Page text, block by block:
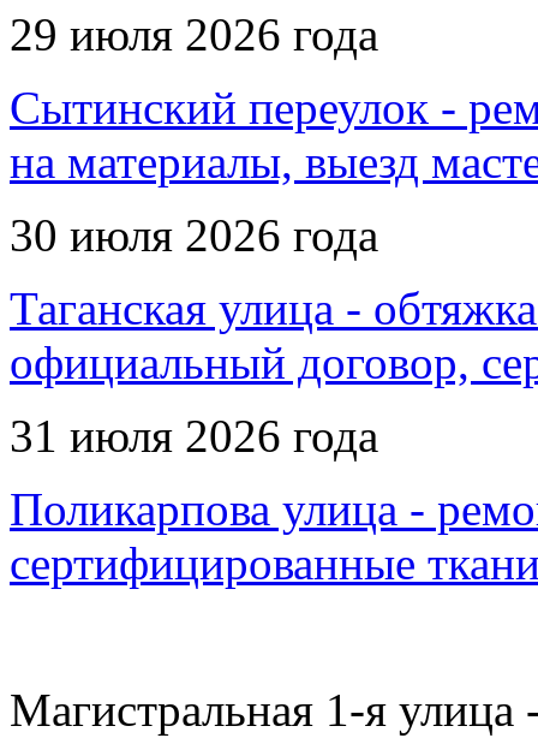
29 июля 2026 года
Сытинский переулок -
на материалы, выезд
30 июля 2026 года
Таганская улица -
официальный договор,
31 июля 2026 года
Поликарпова улица -
сертифицированные
Магистральная 1-я улица